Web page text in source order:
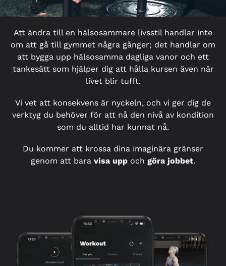
Att ändra till en hälsosammare livsstil handlar inte
om att gå till gymmet några gånger; det handlar om
att bygga upp hälsosamma dagliga vanor och ett
tankesätt som hjälper dig att hålla kursen även när
livet blir tufft.
Vi vet att konsekvens är nyckeln, och vi ger dig de
verktyg du behöver för att nå den nivå av kondition
som du alltid har kunnat nå.
Du kommer att krossa dina imaginära gränser
genom att bara visa upp och göra jobbet.